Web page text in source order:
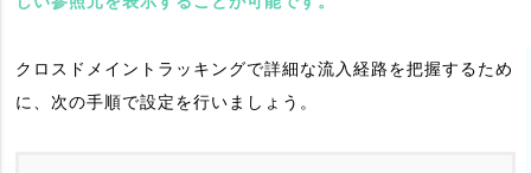
クロスドメイントラッキングで詳細な流入経路を把握するため
に、次の手順で設定を行いましょう。